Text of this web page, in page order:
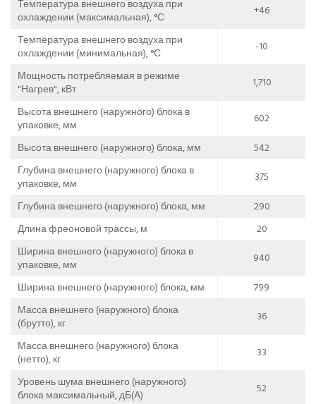
Температура внешнего воздуха при
охлаждении (максимальная), °С
+46
Температура внешнего воздуха при
охлаждении (минимальная), °С
-10
Мощность потребляемая в режиме
"Нагрев", кВт
1,710
Высота внешнего (наружного) блока в
упаковке, мм
602
Высота внешнего (наружного) блока, мм
542
Глубина внешнего (наружного) блока в
упаковке, мм
375
Глубина внешнего (наружного) блока, мм
290
Длина фреоновой трассы, м
20
Ширина внешнего (наружного) блока в
упаковке, мм
940
Ширина внешнего (наружного) блока, мм
799
Масса внешнего (наружного) блока
(брутто), кг
36
Масса внешнего (наружного) блока
(нетто), кг
33
Уровень шума внешнего (наружного)
блока максимальный, дБ(А)
52